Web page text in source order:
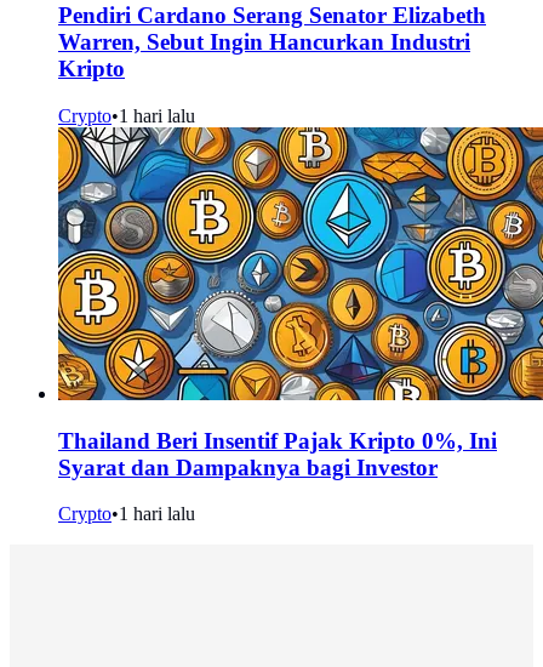
Pendiri Cardano Serang Senator Elizabeth
Warren, Sebut Ingin Hancurkan Industri
Kripto
Crypto•1 hari lalu
Thailand Beri Insentif Pajak Kripto 0%, Ini
Syarat dan Dampaknya bagi Investor
Crypto•1 hari lalu